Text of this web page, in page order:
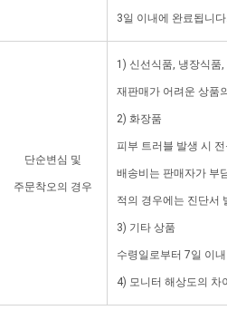
3일 이내에 완료됩니
단순변심 및
주문착오의 경우
1) 신선식품, 냉장식품
재판매가 어려운 상품
2) 화장품
피부 트러블 발생 시
배송비는 판매자가 부
적의 경우에는 진단서
3) 기타 상품
수령일로부터 7일 이
4) 모니터 해상도의 차